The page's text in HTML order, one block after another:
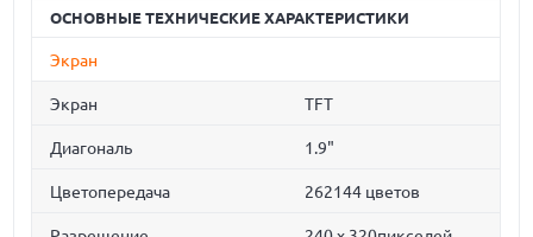
ОСНОВНЫЕ ТЕХНИЧЕСКИЕ ХАРАКТЕРИСТИКИ
Экран
Экран TFT
Диагональ 1.9"
Цветопередача 262144 цветов